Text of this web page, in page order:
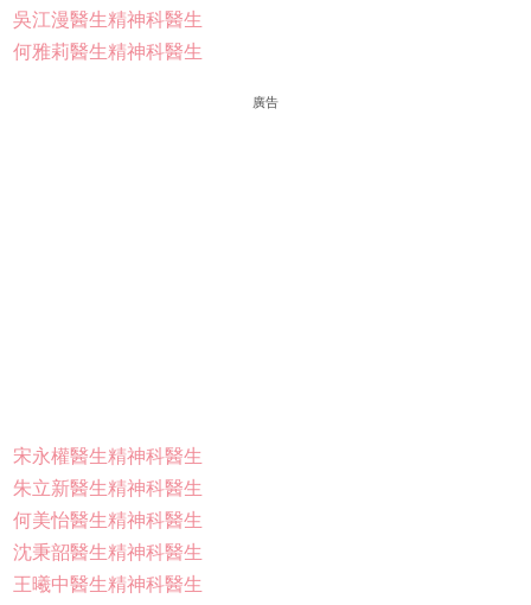
吳江漫醫生精神科醫生
何雅莉醫生精神科醫生
廣告
宋永權醫生精神科醫生
朱立新醫生精神科醫生
何美怡醫生精神科醫生
沈秉韶醫生精神科醫生
王曦中醫生精神科醫生